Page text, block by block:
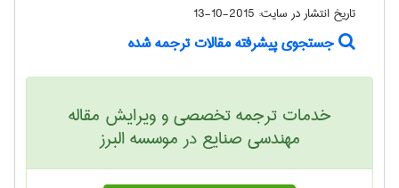
تاریخ انتشار در سایت: 2015-10-13
جستجوی پیشرفته مقالات ترجمه شده
خدمات ترجمه تخصصی و ویرایش مقاله
مهندسی صنايع در موسسه البرز